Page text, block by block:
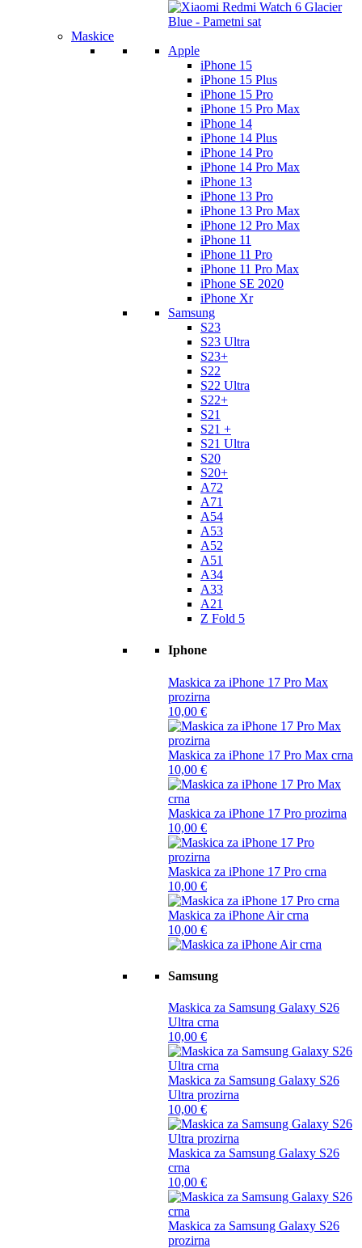
Maskice
Apple
iPhone 15
iPhone 15 Plus
iPhone 15 Pro
iPhone 15 Pro Max
iPhone 14
iPhone 14 Plus
iPhone 14 Pro
iPhone 14 Pro Max
iPhone 13
iPhone 13 Pro
iPhone 13 Pro Max
iPhone 12 Pro Max
iPhone 11
iPhone 11 Pro
iPhone 11 Pro Max
iPhone SE 2020
iPhone Xr
Samsung
S23
S23 Ultra
S23+
S22
S22 Ultra
S22+
S21
S21 +
S21 Ultra
S20
S20+
A72
A71
A54
A53
A52
A51
A34
A33
A21
Z Fold 5
Iphone
Maskica za iPhone 17 Pro Max
prozirna
10,00 €
Maskica za iPhone 17 Pro Max crna
10,00 €
Maskica za iPhone 17 Pro prozirna
10,00 €
Maskica za iPhone 17 Pro crna
10,00 €
Maskica za iPhone Air crna
10,00 €
Samsung
Maskica za Samsung Galaxy S26
Ultra crna
10,00 €
Maskica za Samsung Galaxy S26
Ultra prozirna
10,00 €
Maskica za Samsung Galaxy S26
crna
10,00 €
Maskica za Samsung Galaxy S26
prozirna